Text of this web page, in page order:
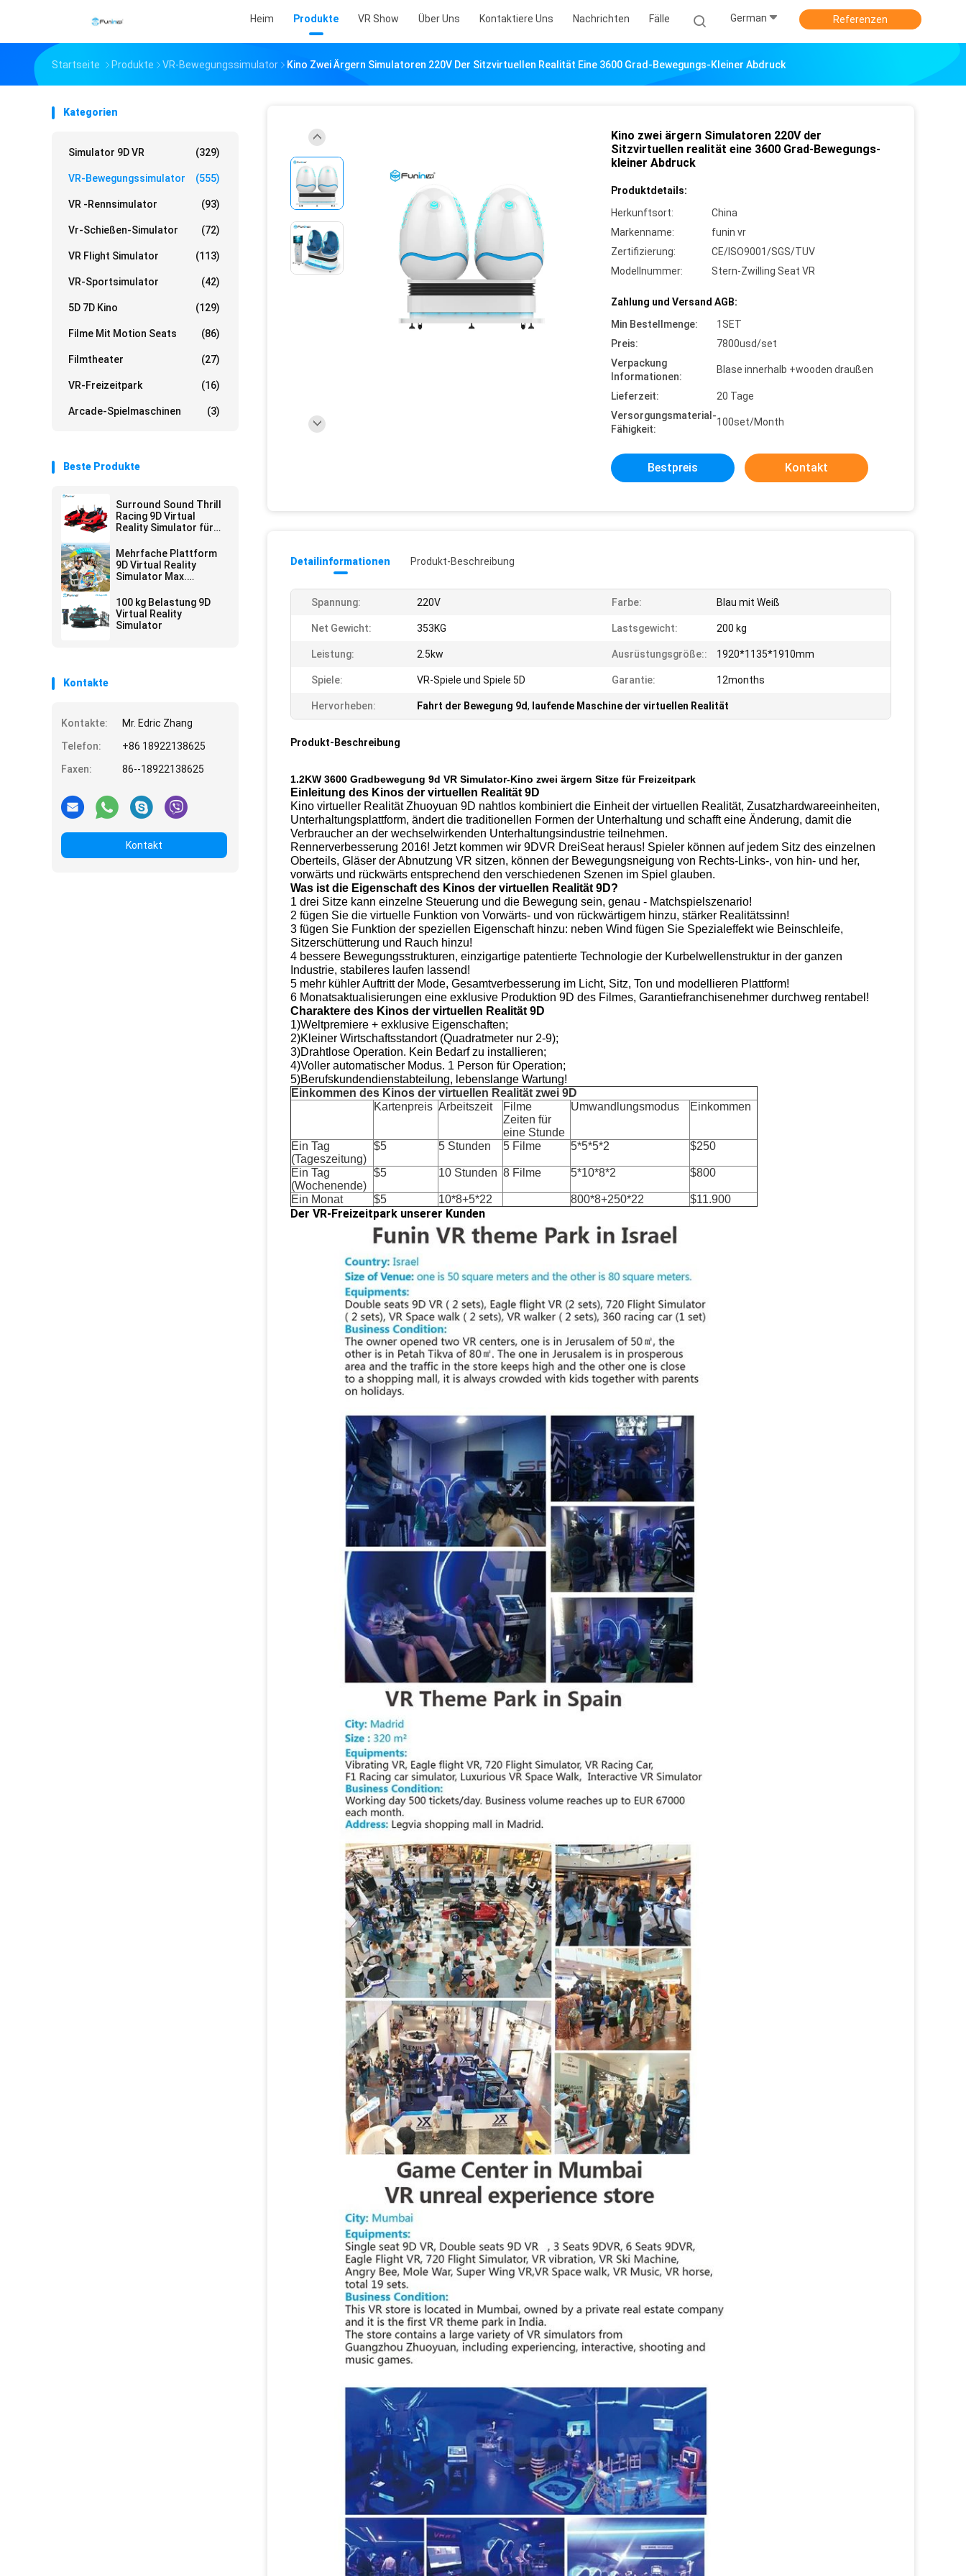
Heim Produkte VR Show Über Uns Kontaktiere Uns Nachrichten Fälle German Referenzen
Startseite Produkte VR-Bewegungssimulator Kino Zwei Ärgern Simulatoren 220V Der Sitzvirtuellen Realität Eine 3600 Grad-Bewegungs-Kleiner Abdruck
Kategorien
Simulator 9D VR (329)
VR-Bewegungssimulator (555)
VR -Rennsimulator (93)
Vr-Schießen-Simulator (72)
VR Flight Simulator (113)
VR-Sportsimulator (42)
5D 7D Kino (129)
Filme Mit Motion Seats (86)
Filmtheater (27)
VR-Freizeitpark (16)
Arcade-Spielmaschinen (3)
Beste Produkte
Surround Sound Thrill
Racing 9D Virtual
Reality Simulator für
Mehrfache Plattform
9D Virtual Reality
Simulator Max.
100 kg Belastung 9D
Virtual Reality
Simulator
Kontakte
Kontakte:
Mr. Edric Zhang
Telefon:
+86 18922138625
Faxen:
86--18922138625
Kontakt
Kino zwei ärgern Simulatoren 220V der
Sitzvirtuellen realität eine 3600 Grad-Bewegungs-
kleiner Abdruck
Produktdetails:
Herkunftsort:
China
Markenname:
funin vr
Zertifizierung:
CE/ISO9001/SGS/TUV
Modellnummer:
Stern-Zwilling Seat VR
Zahlung und Versand AGB:
Min Bestellmenge:
1SET
Preis:
7800usd/set
Verpackung
Informationen:
Blase innerhalb +wooden draußen
Lieferzeit:
20 Tage
Versorgungsmaterial-
Fähigkeit:
100set/Month
Bestpreis Kontakt
Detailinformationen Produkt-Beschreibung
Spannung: 220V Farbe: Blau mit Weiß
Net Gewicht: 353KG Lastsgewicht: 200 kg
Leistung: 2.5kw Ausrüstungsgröße:: 1920*1135*1910mm
Spiele: VR-Spiele und Spiele 5D Garantie: 12months
Hervorheben: Fahrt der Bewegung 9d, laufende Maschine der virtuellen Realität
Produkt-Beschreibung
1.2KW 3600 Gradbewegung 9d VR Simulator-Kino zwei ärgern Sitze für Freizeitpark
Einleitung des Kinos der virtuellen Realität 9D
Kino virtueller Realität Zhuoyuan 9D nahtlos kombiniert die Einheit der virtuellen Realität, Zusatzhardwareeinheiten,
Unterhaltungsplattform, ändert die traditionellen Formen der Unterhaltung und schafft eine Änderung, damit die
Verbraucher an der wechselwirkenden Unterhaltungsindustrie teilnehmen.
Rennerverbesserung 2016! Jetzt kommen wir 9DVR DreiSeat heraus! Spieler können auf jedem Sitz des einzelnen
Oberteils, Gläser der Abnutzung VR sitzen, können der Bewegungsneigung von Rechts-Links-, von hin- und her,
vorwärts und rückwärts entsprechend den verschiedenen Szenen im Spiel glauben.
Was ist die Eigenschaft des Kinos der virtuellen Realität 9D?
1 drei Sitze kann einzelne Steuerung und die Bewegung sein, genau - Matchspielszenario!
2 fügen Sie die virtuelle Funktion von Vorwärts- und von rückwärtigem hinzu, stärker Realitätssinn!
3 fügen Sie Funktion der speziellen Eigenschaft hinzu: neben Wind fügen Sie Spezialeffekt wie Beinschleife,
Sitzerschütterung und Rauch hinzu!
4 bessere Bewegungsstrukturen, einzigartige patentierte Technologie der Kurbelwellenstruktur in der ganzen
Industrie, stabileres laufen lassend!
5 mehr kühler Auftritt der Mode, Gesamtverbesserung im Licht, Sitz, Ton und modellieren Plattform!
6 Monatsaktualisierungen eine exklusive Produktion 9D des Filmes, Garantiefranchisenehmer durchweg rentabel!
Charaktere des Kinos der virtuellen Realität 9D
1)Weltpremiere + exklusive Eigenschaften;
2)Kleiner Wirtschaftsstandort (Quadratmeter nur 2-9);
3)Drahtlose Operation. Kein Bedarf zu installieren;
4)Voller automatischer Modus. 1 Person für Operation;
5)Berufskundendienstabteilung, lebenslange Wartung!
Einkommen des Kinos der virtuellen Realität zwei 9D
Kartenpreis Arbeitszeit
Filme
Zeiten für
eine Stunde
Umwandlungsmodus Einkommen
Ein Tag
(Tageszeitung)
$5 5 Stunden 5 Filme 5*5*5*2 $250
Ein Tag
(Wochenende)
$5 10 Stunden 8 Filme 5*10*8*2 $800
Ein Monat $5 10*8+5*22 800*8+250*22 $11.900
Der VR-Freizeitpark unserer Kunden